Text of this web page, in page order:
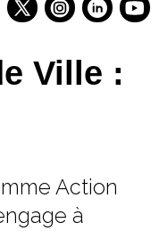
Ville :
Action
à